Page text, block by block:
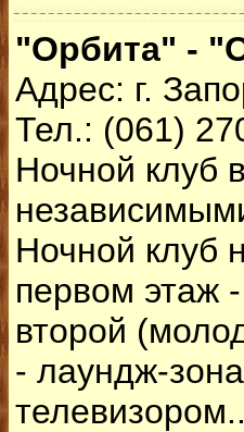
"Орбита" -
Адрес: г.
Тел.: (061)
Ночной клуб
Ночной клуб
первом этаж
второй
- лаундж-